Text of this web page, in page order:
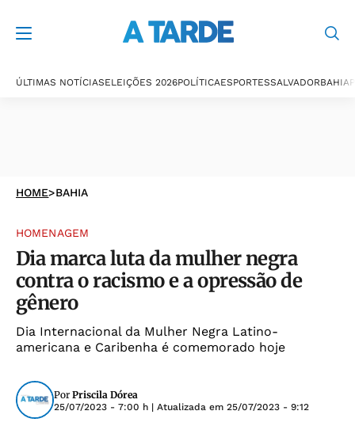
ÚLTIMAS NOTÍCIASELEIÇÕES 2026POLÍTICAESPORTESSALVADORBAHIA
HOME>BAHIA
HOMENAGEM
Dia marca luta da mulher negra
contra o racismo e a opressão de
gênero
Dia Internacional da Mulher Negra Latino-
americana e Caribenha é comemorado hoje
Por Priscila Dórea
25/07/2023 - 7:00 h | Atualizada em 25/07/2023 - 9:12